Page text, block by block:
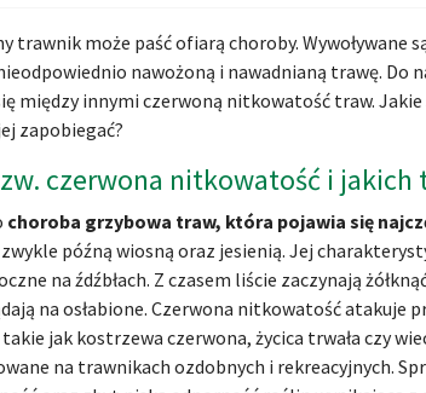
trawnik może paść ofiarą choroby. Wywoływane
nawożoną i nawadnianą trawę. Do
między innymi czerwoną nitkowatość traw. Jakie
zapobiegać?
czerwona nitkowatość i jakich
choroba grzybowa traw, która pojawia się
późną wiosną oraz jesienią. Jej
na źdźbłach. Z czasem liście zaczynają
na osłabione. Czerwona nitkowatość atakuje
jak kostrzewa czerwona, życica trwała czy
na trawnikach ozdobnych i rekreacyjnych.